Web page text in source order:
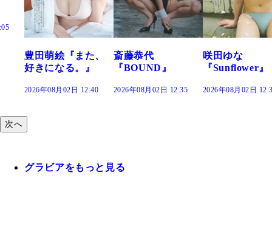
斎藤恭代
『BOUND』
2026年08月02日 12:35
咲田ゆな
『Sunflower』
2026年08月02日 12:30
藤水咲桜『花
だまり』
2026年08月02日
次へ
グラビアをもっと見る